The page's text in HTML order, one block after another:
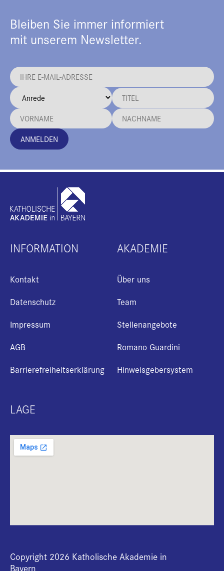
Bleiben Sie immer informiert
mit unserem Newsletter.
ANMELDEN
INFORMATION
Kontakt
Datenschutz
Impressum
AGB
Barrierefreiheitserklärung
AKADEMIE
Über uns
Team
Stellenangebote
Romano Guardini
Hinweisgebersystem
LAGE
Copyright 2026 Katholische Akademie in
Bayern